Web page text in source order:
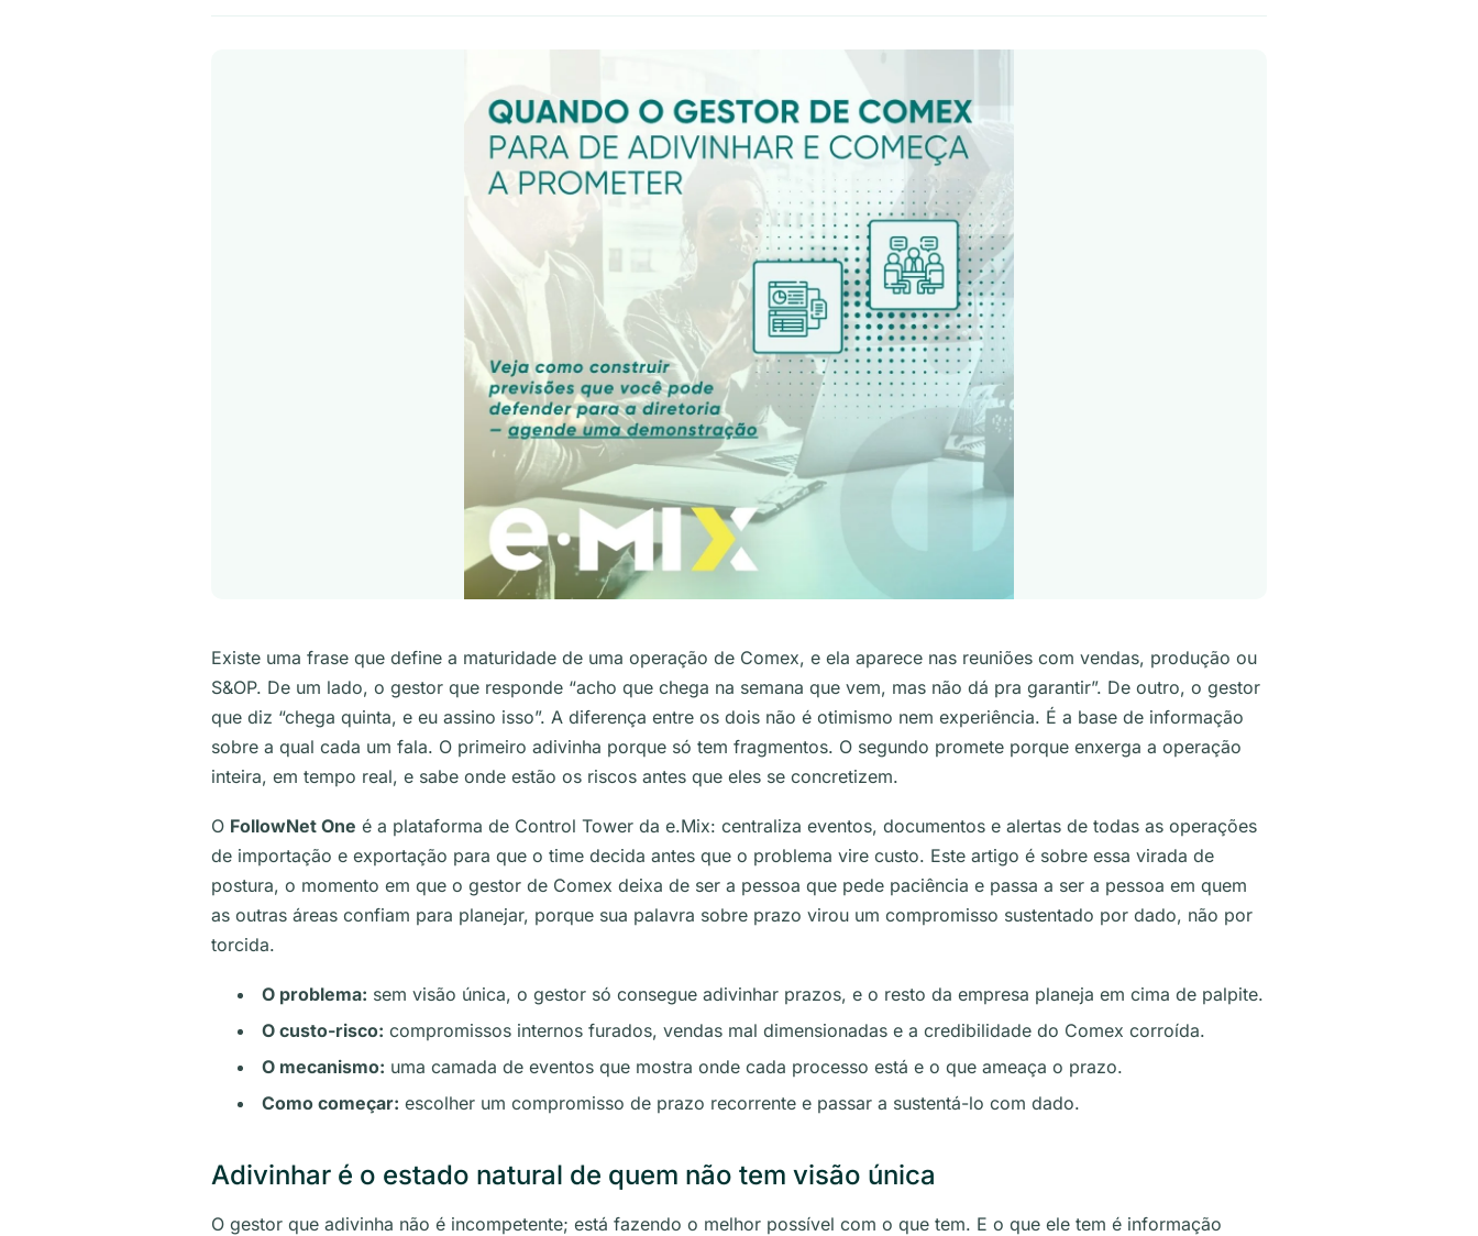
Existe uma frase que define a maturidade de uma operação de Comex, e ela aparece nas reuniões com vendas, produção ou
S&OP. De um lado, o gestor que responde “acho que chega na semana que vem, mas não dá pra garantir”. De outro, o gestor
que diz “chega quinta, e eu assino isso”. A diferença entre os dois não é otimismo nem experiência. É a base de informação
sobre a qual cada um fala. O primeiro adivinha porque só tem fragmentos. O segundo promete porque enxerga a operação
inteira, em tempo real, e sabe onde estão os riscos antes que eles se concretizem.
O FollowNet One é a plataforma de Control Tower da e.Mix: centraliza eventos, documentos e alertas de todas as operações
de importação e exportação para que o time decida antes que o problema vire custo. Este artigo é sobre essa virada de
postura, o momento em que o gestor de Comex deixa de ser a pessoa que pede paciência e passa a ser a pessoa em quem
as outras áreas confiam para planejar, porque sua palavra sobre prazo virou um compromisso sustentado por dado, não por
torcida.
O problema: sem visão única, o gestor só consegue adivinhar prazos, e o resto da empresa planeja em cima de palpite.
O custo-risco: compromissos internos furados, vendas mal dimensionadas e a credibilidade do Comex corroída.
O mecanismo: uma camada de eventos que mostra onde cada processo está e o que ameaça o prazo.
Como começar: escolher um compromisso de prazo recorrente e passar a sustentá-lo com dado.
Adivinhar é o estado natural de quem não tem visão única
O gestor que adivinha não é incompetente; está fazendo o melhor possível com o que tem. E o que ele tem é informação